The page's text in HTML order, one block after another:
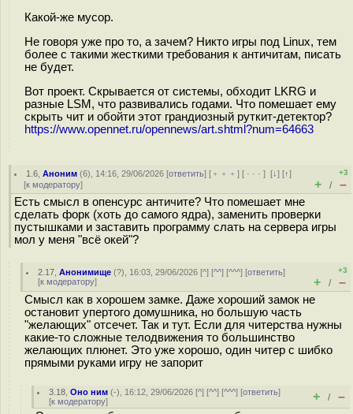
Какой-же мусор.
Не говоря уже про то, а зачем? Никто игры под Linux, тем
более с такими жесткими требования к античитам, писать
не будет.
Вот проект. Скрывается от системы, обходит LKRG и
разные LSM, что развивались годами. Что помешает ему
скрыть чит и обойти этот грандиозный руткит-детектор?
https://www.opennet.ru/opennews/art.shtml?num=64663
1.6 ,Аноним (6), 14:16, 29/06/2026 [ответить] [ ﹢﹢﹢] [ · · ·][↓] [↑]
[к модератору]
+3
+ / –
Есть смысл в опенсурс античите? Что помешает мне
сделать форк (хоть до самого ядра), заменить проверки
пустышками и заставить программу слать на сервера игры
мол у меня "всё окей"?
2.17 ,Анонимище (?), 16:03, 29/06/2026 [^] [^^] [^^^] [ответить]
[к модератору]
+3
+ / –
Смысл как в хорошем замке. Даже хороший замок не
остановит упертого домушника, но большую часть
"желающих" отсечет. Так и тут. Если для читерства нужны
какие-то сложные телодвижения то большинство
желающих плюнет. Это уже хорошо, один читер с шибко
прямыми руками игру не запорит
3.18 ,Оно ним (-), 16:12, 29/06/2026 [^] [^^] [^^^] [ответить]
[к модератору] + / –